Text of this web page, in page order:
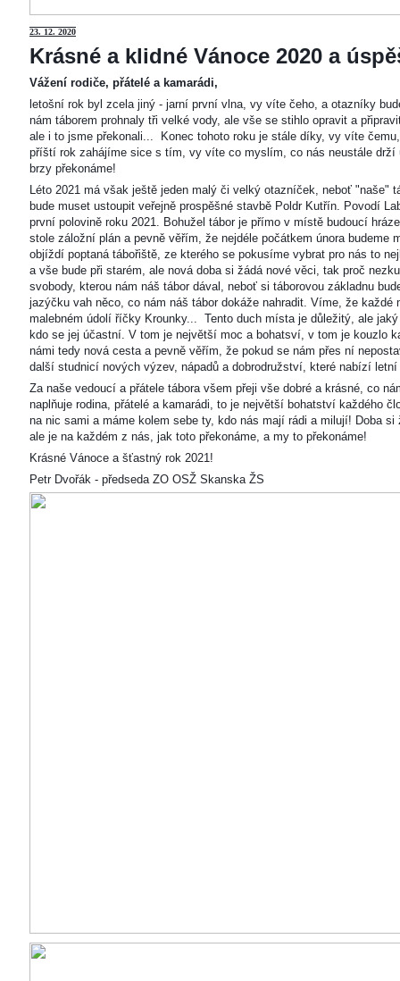
23. 12. 2020
Krásné a klidné Vánoce 2020 a
Vážení rodiče, přátelé a kamarádi,
letošní rok byl zcela jiný - jarní první vlna, vy víte čeho, a otazníky
nám táborem prohnaly tři velké vody, ale vše se stihlo opravit a
ale i to jsme překonali... Konec tohoto roku je stále díky, vy víte
příští rok zahájíme sice s tím, vy víte co myslím, co nás neustále
brzy překonáme!
Léto 2021 má však ještě jeden malý či velký otazníček, neboť "naše"
bude muset ustoupit veřejně prospěšné stavbě Poldr Kutřín. Povodí
první polovině roku 2021. Bohužel tábor je přímo v místě budoucí
stole záložní plán a pevně věřím, že nejdéle počátkem února
objíždí poptaná tábořiště, ze kterého se pokusíme vybrat pro nás to
a vše bude při starém, ale nová doba si žádá nové věci, tak proč
svobody, kterou nám náš tábor dával, neboť si táborovou základnu
jazýčku vah něco, co nám náš tábor dokáže nahradit. Víme, že
malebném údolí říčky Krounky... Tento duch místa je důležitý, ale
kdo se jej účastní. V tom je největší moc a bohatsví, v tom je kouzlo
námi tedy nová cesta a pevně věřím, že pokud se nám přes ní
další studnicí nových výzev, nápadů a dobrodružství, které nabízí letní
Za naše vedoucí a přátele tábora všem přeji vše dobré a krásné, co
naplňuje rodina, přátelé a kamarádi, to je největší bohatství každého
na nic sami a máme kolem sebe ty, kdo nás mají rádi a milují! Doba
ale je na každém z nás, jak toto překonáme, a my to překonáme!
Krásné Vánoce a šťastný rok 2021!
Petr Dvořák - předseda ZO OSŽ Skanska ŽS